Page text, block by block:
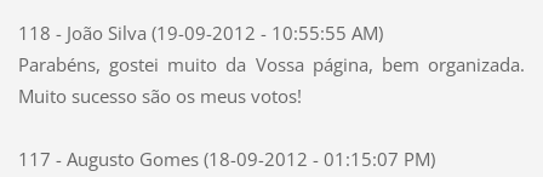
118 - João Silva (19-09-2012 - 10:55:55 AM)
Parabéns, gostei muito da Vossa página, bem organizada.
Muito sucesso são os meus votos!
117 - Augusto Gomes (18-09-2012 - 01:15:07 PM)